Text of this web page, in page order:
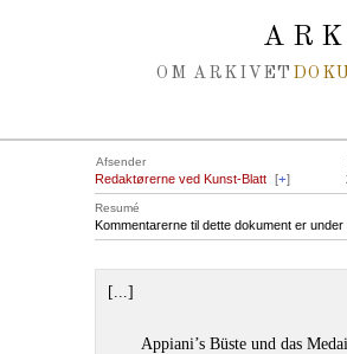
OM ARKIVET
Afsender
Redaktørerne ved Kunst-Blatt [+]
Resumé
Kommentarerne til dette dokument er under
[...]
Appiani’s Büste und das